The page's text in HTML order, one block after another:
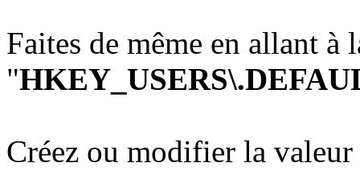
Faites de même en allant à
"
Créez ou modifier la